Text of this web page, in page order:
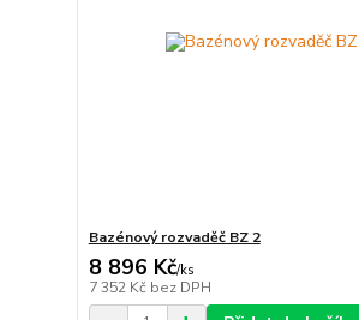
Bazénový rozvaděč BZ 2
8 896 Kč/ks
7 352 Kč bez DPH